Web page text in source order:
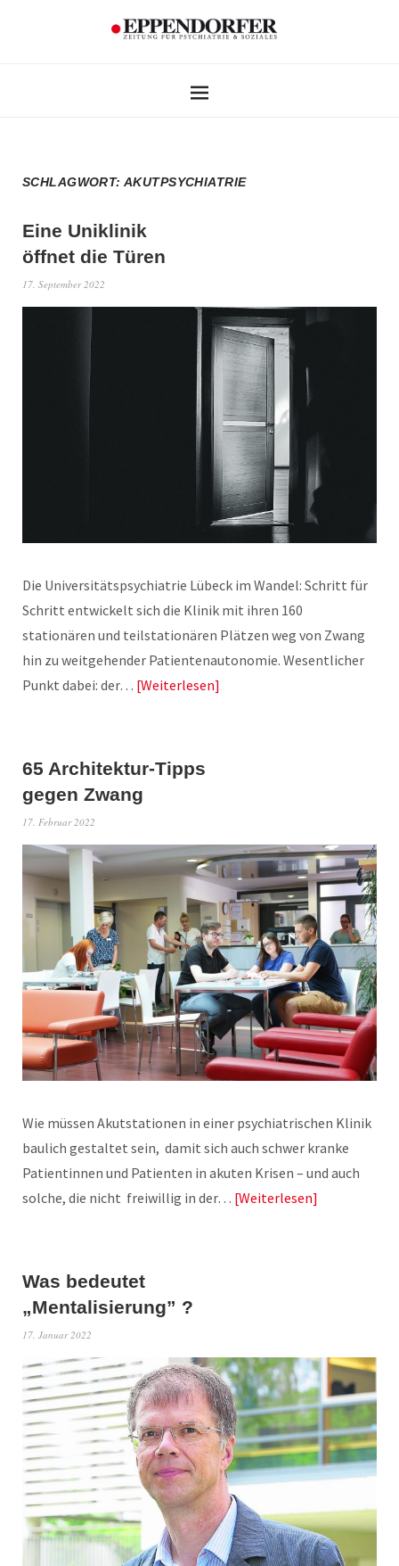
SCHLAGWORT:AKUTPSYCHIATRIE
Eine Uniklinik
öffnet die Türen
17. September 2022
Die Universitätspsychiatrie Lübeck im Wandel: Schritt für
Schritt entwickelt sich die Klinik mit ihren 160
stationären und teilstationären Plätzen weg von Zwang
hin zu weitgehender Patientenautonomie. Wesentlicher
Punkt dabei: der… Weiterlesen
65 Architektur-Tipps
gegen Zwang
17. Februar 2022
Wie müssen Akutstationen in einer psychiatrischen Klinik
baulich gestaltet sein, damit sich auch schwer kranke
Patientinnen und Patienten in akuten Krisen – und auch
solche, die nicht freiwillig in der… Weiterlesen
Was bedeutet
„Mentalisierung” ?
17. Januar 2022